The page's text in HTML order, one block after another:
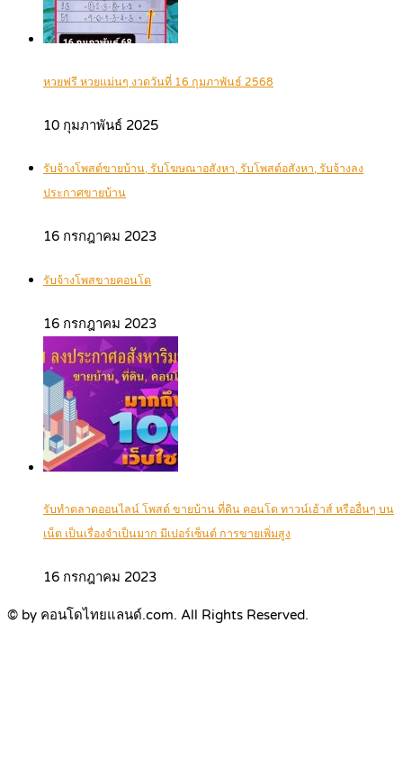
หวยฟรี หวยแม่นๆ งวดวันที่ 16 กุมภาพันธ์ 2568
10 กุมภาพันธ์ 2025
รับจ้างโพสต์ขายบ้าน, รับโฆษณาอสังหา, รับโพสต์อสังหา, รับจ้างลง
ประกาศขายบ้าน
16 กรกฎาคม 2023
รับจ้างโพสขายคอนโด
16 กรกฎาคม 2023
รับทำตลาดออนไลน์ โพสต์ ขายบ้าน ที่ดิน คอนโด ทาวน์เฮ้าส์ หรืออื่นๆ บน
เน็ต เป็นเรื่องจำเป็นมาก มีเปอร์เซ็นต์ การขายเพิ่มสูง
16 กรกฎาคม 2023
© by คอนโดไทยแลนด์.com. All Rights Reserved.